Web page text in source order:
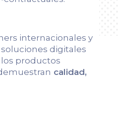
internacionales y
digitales
productos
calidad,